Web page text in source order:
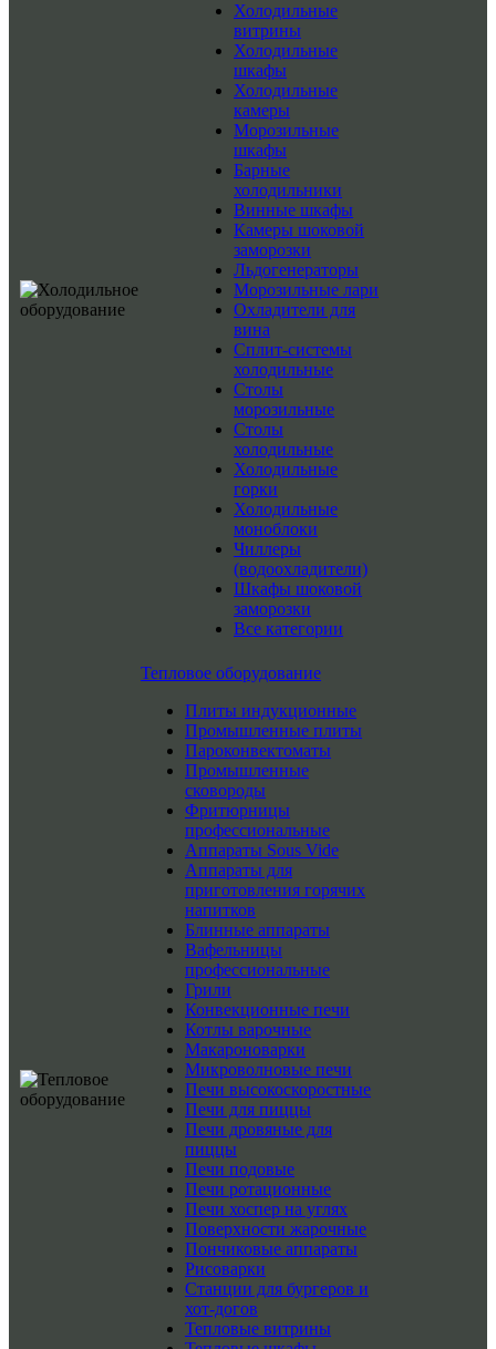
Холодильные
витрины
Холодильные
шкафы
Холодильные
камеры
Морозильные
шкафы
Барные
холодильники
Винные шкафы
Камеры шоковой
заморозки
Льдогенераторы
Морозильные лари
Охладители для
вина
Сплит-системы
холодильные
Столы
морозильные
Столы
холодильные
Холодильные
горки
Холодильные
моноблоки
Чиллеры
(водоохладители)
Шкафы шоковой
заморозки
Все категории
Тепловое оборудование
Плиты индукционные
Промышленные плиты
Пароконвектоматы
Промышленные
сковороды
Фритюрницы
профессиональные
Аппараты Sous Vide
Аппараты для
приготовления горячих
напитков
Блинные аппараты
Вафельницы
профессиональные
Грили
Конвекционные печи
Котлы варочные
Макароноварки
Микроволновые печи
Печи высокоскоростные
Печи для пиццы
Печи дровяные для
пиццы
Печи подовые
Печи ротационные
Печи хоспер на углях
Поверхности жарочные
Пончиковые аппараты
Рисоварки
Станции для бургеров и
хот-догов
Тепловые витрины